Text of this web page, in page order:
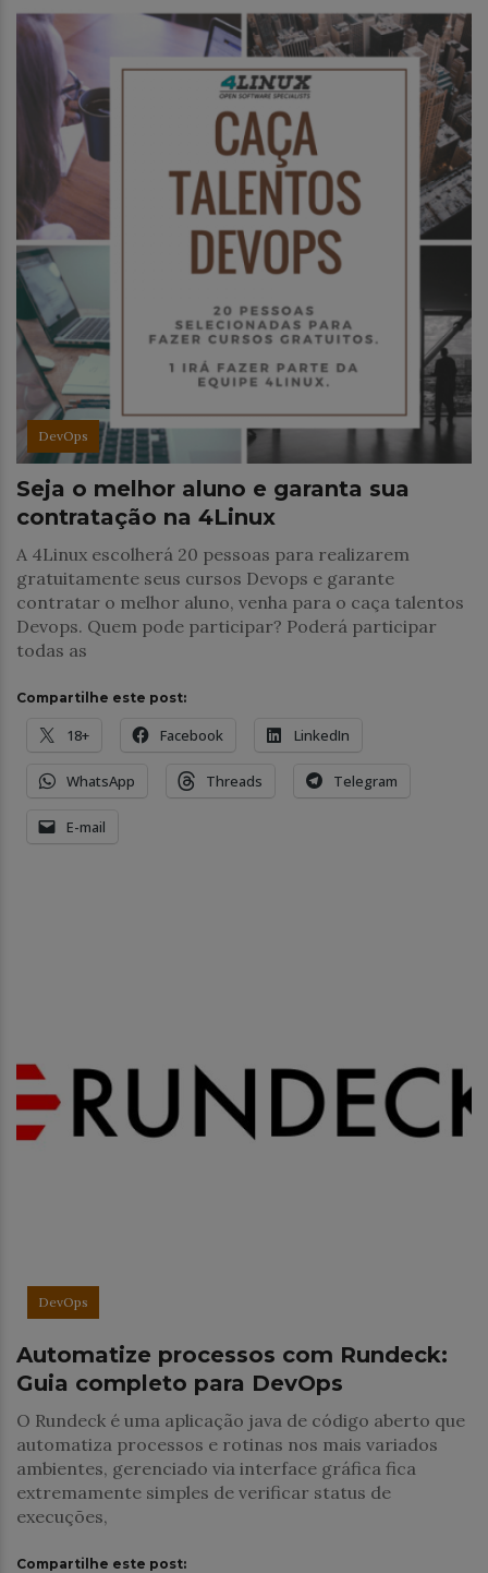
DevOps
Seja o melhor aluno e garanta sua
contratação na 4Linux
A 4Linux escolherá 20 pessoas para realizarem
gratuitamente seus cursos Devops e garante
contratar o melhor aluno, venha para o caça talentos
Devops. Quem pode participar? Poderá participar
todas as
Compartilhe este post:
18+ Facebook LinkedIn
WhatsApp Threads Telegram
E-mail
DevOps
Automatize processos com Rundeck:
Guia completo para DevOps
O Rundeck é uma aplicação java de código aberto que
automatiza processos e rotinas nos mais variados
ambientes, gerenciado via interface gráfica fica
extremamente simples de verificar status de
execuções,
Compartilhe este post: